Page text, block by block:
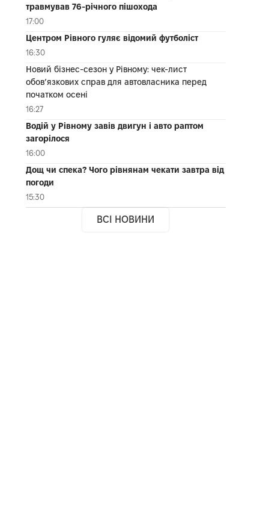
травмував 76-річного пішохода
17:00
Центром Рівного гуляє відомий футболіст
16:30
Новий бізнес-сезон у Рівному: чек-лист
обов’язкових справ для автовласника перед
початком осені
16:27
Водій у Рівному завів двигун і авто раптом
загорілося
16:00
Дощ чи спека? Чого рівнянам чекати завтра від
погоди
15:30
ВСІ НОВИНИ